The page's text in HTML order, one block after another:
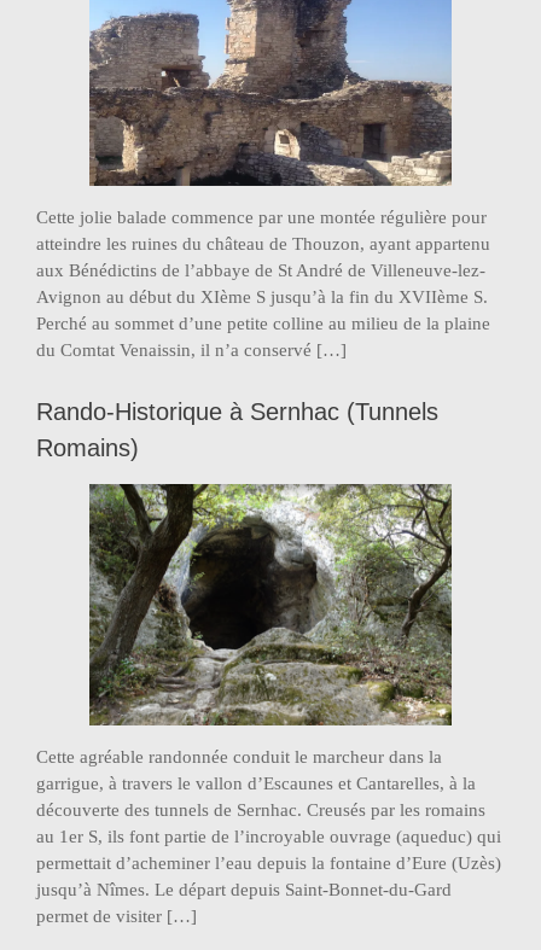
Cette jolie balade commence par une montée régulière pour
atteindre les ruines du château de Thouzon, ayant appartenu
aux Bénédictins de l’abbaye de St André de Villeneuve-lez-
Avignon au début du XIème S jusqu’à la fin du XVIIème S.
Perché au sommet d’une petite colline au milieu de la plaine
du Comtat Venaissin, il n’a conservé […]
Rando-Historique à Sernhac (Tunnels
Romains)
Cette agréable randonnée conduit le marcheur dans la
garrigue, à travers le vallon d’Escaunes et Cantarelles, à la
découverte des tunnels de Sernhac. Creusés par les romains
au 1er S, ils font partie de l’incroyable ouvrage (aqueduc) qui
permettait d’acheminer l’eau depuis la fontaine d’Eure (Uzès)
jusqu’à Nîmes. Le départ depuis Saint-Bonnet-du-Gard
permet de visiter […]